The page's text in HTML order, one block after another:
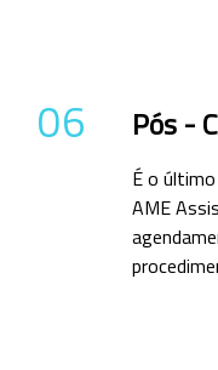
06 Pós -
É o
AME